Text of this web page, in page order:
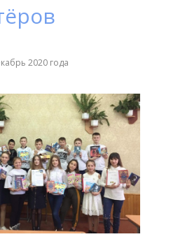
2020 года